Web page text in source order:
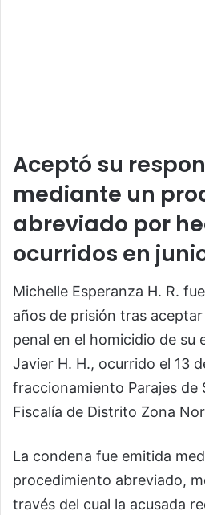
Aceptó su
mediante un
abreviado por
ocurridos en
Michelle Esperanza H. R.
años de prisión tras
penal en el homicidio de su
Javier H. H., ocurrido el 13
fraccionamiento Parajes de
Fiscalía de Distrito Zona
La condena fue emitida
procedimiento abreviado,
través del cual la acusada